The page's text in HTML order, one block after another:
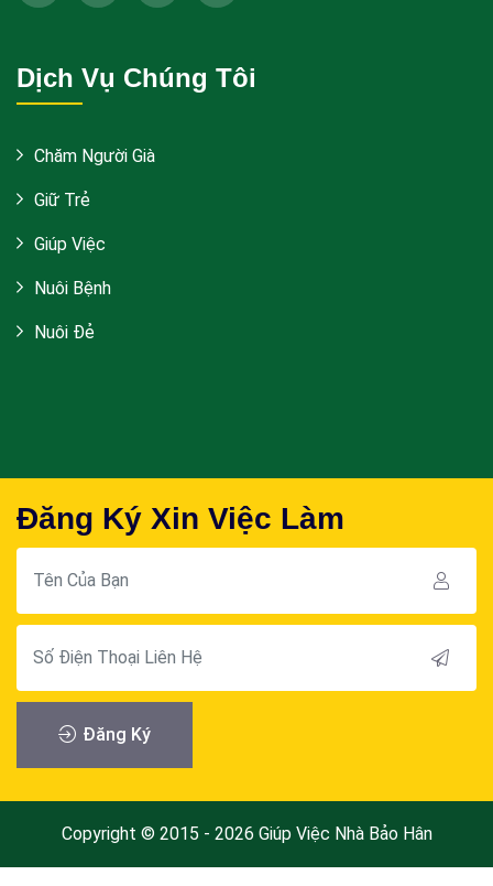
Dịch Vụ Chúng Tôi
Chăm Người Già
Giữ Trẻ
Giúp Việc
Nuôi Bệnh
Nuôi Đẻ
Đăng Ký Xin Việc Làm
Đăng Ký
Copyright © 2015 - 2026 Giúp Việc Nhà Bảo Hân